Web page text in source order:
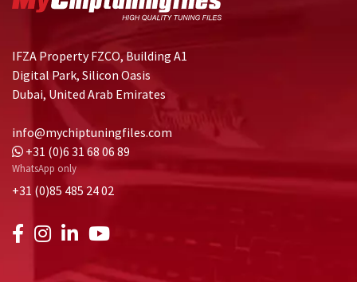
IFZA Property FZCO, Building A1
Digital Park, Silicon Oasis
Dubai, United Arab Emirates
info@mychiptuningfiles.com
+31 (0)6 31 68 06 89
WhatsApp only
+31 (0)85 485 24 02